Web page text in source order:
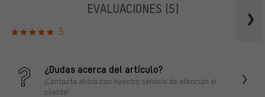
EVALUACIONES (5)
5
¿Dudas acerca del artículo?
¡Contacta ahora con nuestro servicio de atención al
cliente!